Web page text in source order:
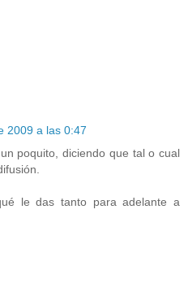
2009 a las 0:47
poquito, diciendo que tal o cual
le das tanto para adelante a